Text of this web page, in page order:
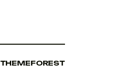
THEMEFOREST